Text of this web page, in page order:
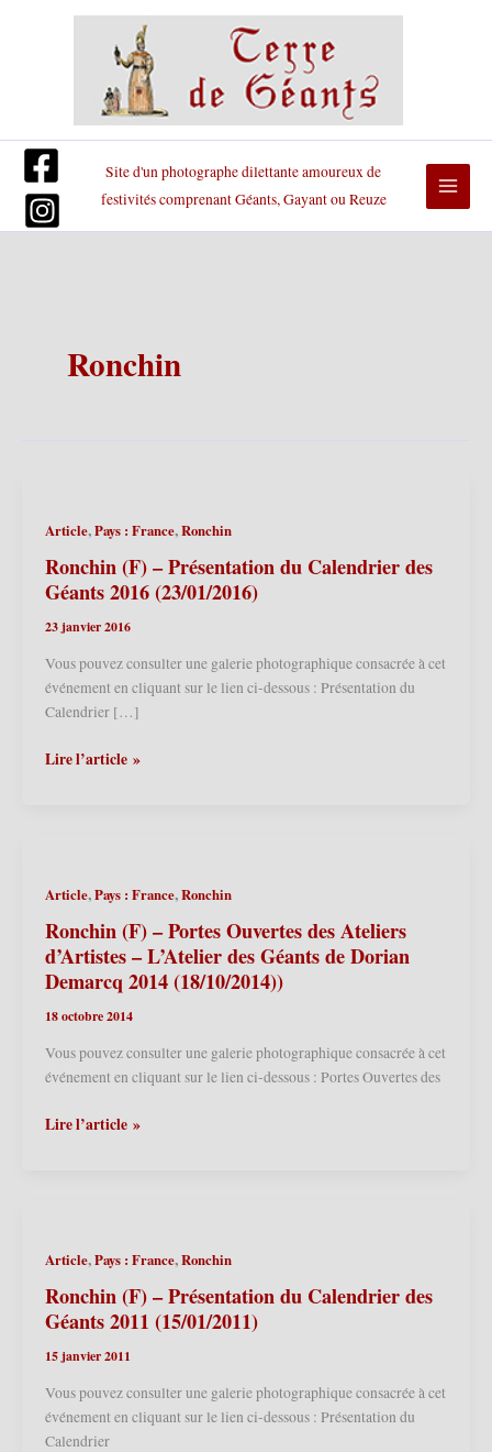
Site d'un photographe dilettante amoureux de
festivités comprenant Géants, Gayant ou Reuze
Ronchin
Article,Pays : France,Ronchin
Ronchin (F) – Présentation du Calendrier des
Géants 2016 (23/01/2016)
23 janvier 2016
Vous pouvez consulter une galerie photographique consacrée à cet
événement en cliquant sur le lien ci-dessous : Présentation du
Calendrier […]
Ronchin
des
Géants
2016
(23/01/2016)
Lire l’article »
Article,Pays : France,Ronchin
Ronchin (F) – Portes Ouvertes des Ateliers
d’Artistes – L’Atelier des Géants de Dorian
Demarcq 2014 (18/10/2014))
18 octobre 2014
Vous pouvez consulter une galerie photographique consacrée à cet
événement en cliquant sur le lien ci-dessous : Portes Ouvertes des
Ronchin
Ateliers
d’Artistes
–
des
Géants
de
Dorian
Lire l’article »
Article,Pays : France,Ronchin
Ronchin (F) – Présentation du Calendrier des
Géants 2011 (15/01/2011)
15 janvier 2011
Vous pouvez consulter une galerie photographique consacrée à cet
événement en cliquant sur le lien ci-dessous : Présentation du
Calendrier